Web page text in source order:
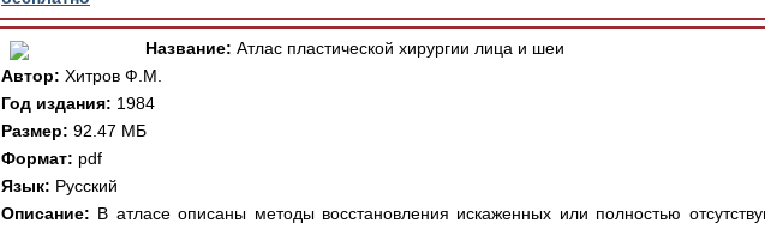
Название: Атлас пластической хирургии лица и шеи
Автор: Хитров Ф.М.
Год издания: 1984
Размер: 92.47 МБ
Формат: pdf
Язык: Русский
Описание: В атласе описаны методы восстановления искаженных или полностью